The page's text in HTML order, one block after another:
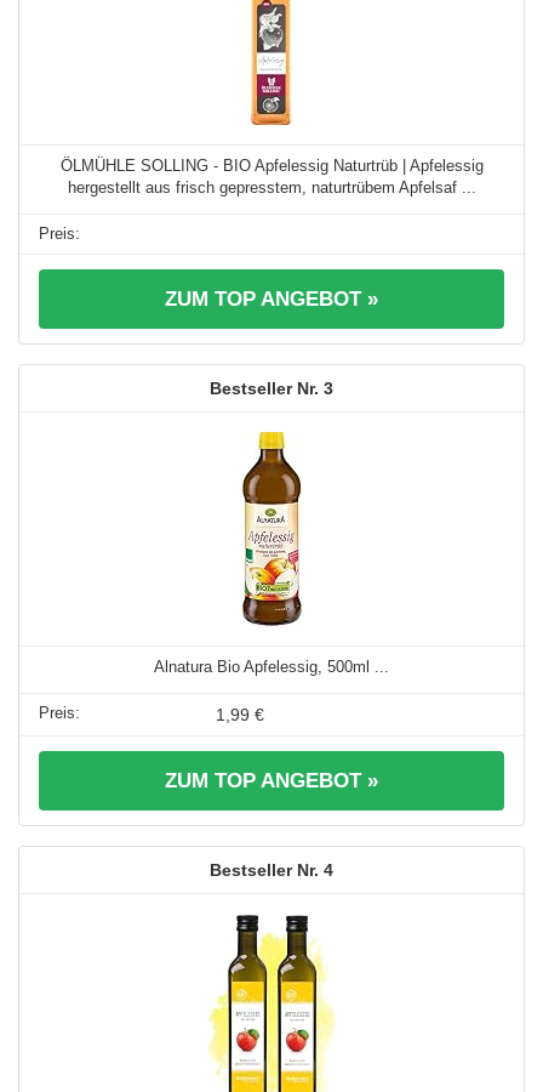
ÖLMÜHLE SOLLING - BIO Apfelessig Naturtrüb | Apfelessig
hergestellt aus frisch gepresstem, naturtrübem Apfelsaf ...
ZUM TOP ANGEBOT »
3
Alnatura Bio Apfelessig, 500ml ...
1,99 €
ZUM TOP ANGEBOT »
4